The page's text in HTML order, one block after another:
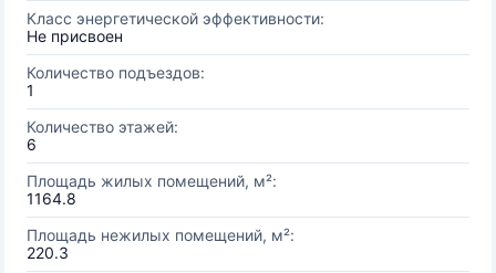
Класс энергетической эффективности:
Не присвоен
Количество подъездов:
1
Количество этажей:
6
Площадь жилых помещений, м²:
1164.8
Площадь нежилых помещений, м²:
220.3